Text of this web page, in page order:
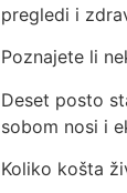
pregledi i
Poznajete li
Deset posto
sobom nosi i
Koliko košta